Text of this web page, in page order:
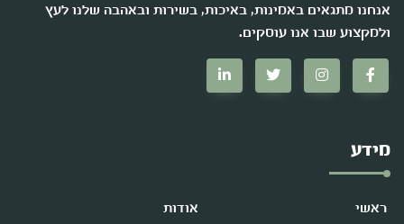
אנחנו מתגאים באמינות, באיכות, בשירות ובאהבה שלנו לעץ
ולמקצוע שבו אנו עוסקים.
מידע
ראשי
אודות